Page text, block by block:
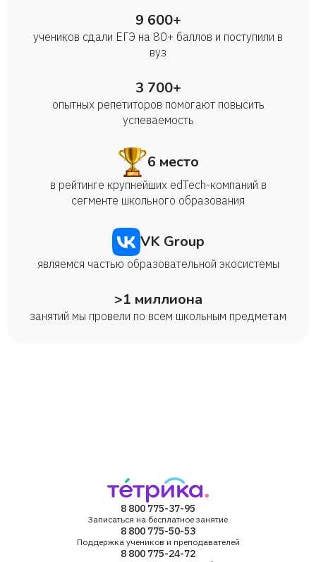
9 600+
учеников сдали ЕГЭ на 80+ баллов и поступили в
вуз
3 700+
опытных репетиторов помогают повысить
успеваемость
6 место
в рейтинге крупнейших edTech-компаний в
сегменте школьного образования
VK Group
являемся частью образовательной экосистемы
>1 миллиона
занятий мы провели по всем школьным предметам
8 800 775-37-95
Записаться на бесплатное занятие
8 800 775-50-53
Поддержка учеников и преподавателей
8 800 775-24-72